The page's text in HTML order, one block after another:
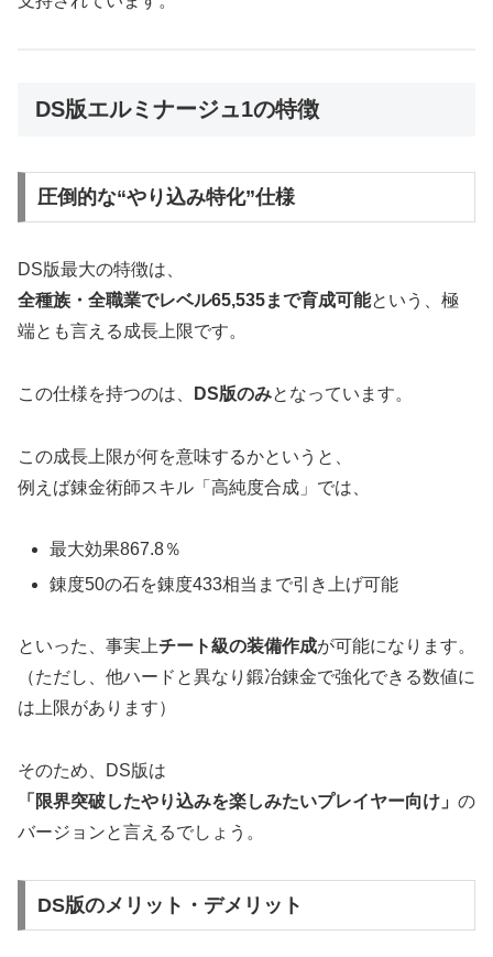
DS版エルミナージュ1の特徴
圧倒的な“やり込み特化”仕様
DS版最大の特徴は、
全種族・全職業でレベル65,535まで育成可能という、極
端とも言える成長上限です。
この仕様を持つのは、 DS版のみとなっています。
この成長上限が何を意味するかというと、
例えば錬金術師スキル「高純度合成」では、
最大効果867.8％
錬度50の石を錬度433相当まで引き上げ可能
といった、事実上チート級の装備作成が可能になります。
（ただし、他ハードと異なり鍛冶錬金で強化できる数値に
は上限があります）
そのため、DS版は
「限界突破したやり込みを楽しみたいプレイヤー向け」 の
バージョンと言えるでしょう。
DS版のメリット・デメリット